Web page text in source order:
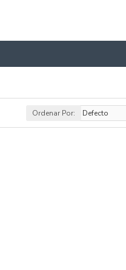
Ordenar Por: